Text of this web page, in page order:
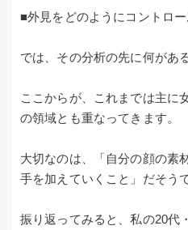
■外見をどのようにコントロ
では、その分析の先に何があ
ここからが、これまでは主に
の領域とも重なってきます。
大切なのは、「自分の顔の素
手を加えていくこと」だそうで
振り返ってみると、私の20代